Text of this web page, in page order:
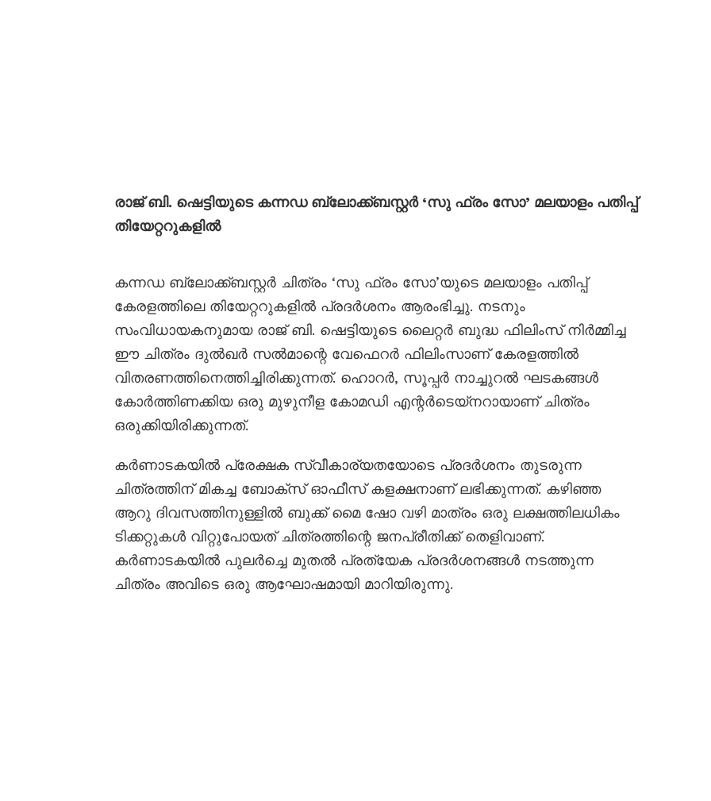
രാജ് ബി. ഷെട്ടിയുടെ കന്നഡ ബ്ലോക്ക്ബസ്റ്റർ ‘സു ഫ്രം സോ’ മലയാളം പതിപ്പ്
തിയേറ്ററുകളിൽ
കന്നഡ ബ്ലോക്ക്ബസ്റ്റർ ചിത്രം ‘സു ഫ്രം സോ’യുടെ മലയാളം പതിപ്പ്
കേരളത്തിലെ തിയേറ്ററുകളിൽ പ്രദർശനം ആരംഭിച്ചു. നടനും
സംവിധായകനുമായ രാജ് ബി. ഷെട്ടിയുടെ ലൈറ്റർ ബുദ്ധ ഫിലിംസ് നിർമ്മിച്ച
ഈ ചിത്രം ദുൽഖർ സൽമാന്റെ വേഫെറർ ഫിലിംസാണ് കേരളത്തിൽ
വിതരണത്തിനെത്തിച്ചിരിക്കുന്നത്. ഹൊറർ, സൂപ്പർ നാച്ചുറൽ ഘടകങ്ങൾ
കോർത്തിണക്കിയ ഒരു മുഴുനീള കോമഡി എന്റർടെയ്നറായാണ് ചിത്രം
ഒരുക്കിയിരിക്കുന്നത്.
കർണാടകയിൽ പ്രേക്ഷക സ്വീകാര്യതയോടെ പ്രദർശനം തുടരുന്ന
ചിത്രത്തിന് മികച്ച ബോക്സ് ഓഫീസ് കളക്ഷനാണ് ലഭിക്കുന്നത്. കഴിഞ്ഞ
ആറു ദിവസത്തിനുള്ളിൽ ബുക്ക് മൈ ഷോ വഴി മാത്രം ഒരു ലക്ഷത്തിലധികം
ടിക്കറ്റുകൾ വിറ്റുപോയത് ചിത്രത്തിന്റെ ജനപ്രീതിക്ക് തെളിവാണ്.
കർണാടകയിൽ പുലർച്ചെ മുതൽ പ്രത്യേക പ്രദർശനങ്ങൾ നടത്തുന്ന
ചിത്രം അവിടെ ഒരു ആഘോഷമായി മാറിയിരുന്നു.